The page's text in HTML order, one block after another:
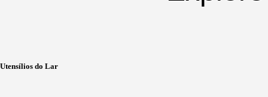
Utensílios do Lar